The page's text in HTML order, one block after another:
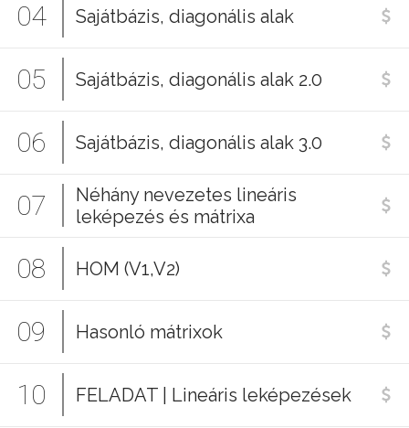
04 Sajátbázis, diagonális alak
05 Sajátbázis, diagonális alak 2.0
06 Sajátbázis, diagonális alak 3.0
07
Néhány nevezetes lineáris
leképezés és mátrixa
08 HOM (V1,V2)
09 Hasonló mátrixok
10 FELADAT | Lineáris leképezések